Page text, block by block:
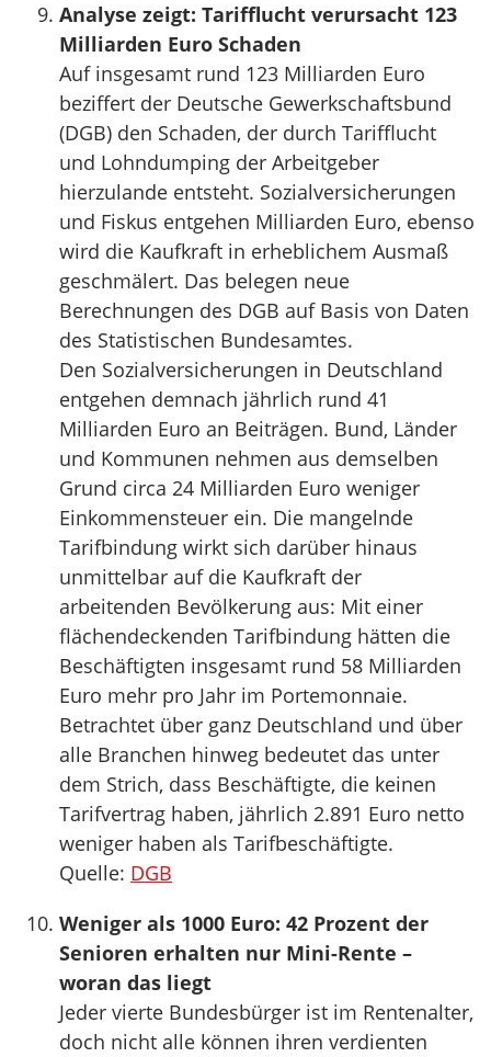
Analyse zeigt: Tarifflucht verursacht 123
Milliarden Euro Schaden
Auf insgesamt rund 123 Milliarden Euro
beziffert der Deutsche Gewerkschaftsbund
(DGB) den Schaden, der durch Tarifflucht
und Lohndumping der Arbeitgeber
hierzulande entsteht. Sozialversicherungen
und Fiskus entgehen Milliarden Euro, ebenso
wird die Kaufkraft in erheblichem Ausmaß
geschmälert. Das belegen neue
Berechnungen des DGB auf Basis von Daten
des Statistischen Bundesamtes.
Den Sozialversicherungen in Deutschland
entgehen demnach jährlich rund 41
Milliarden Euro an Beiträgen. Bund, Länder
und Kommunen nehmen aus demselben
Grund circa 24 Milliarden Euro weniger
Einkommensteuer ein. Die mangelnde
Tarifbindung wirkt sich darüber hinaus
unmittelbar auf die Kaufkraft der
arbeitenden Bevölkerung aus: Mit einer
flächendeckenden Tarifbindung hätten die
Beschäftigten insgesamt rund 58 Milliarden
Euro mehr pro Jahr im Portemonnaie.
Betrachtet über ganz Deutschland und über
alle Branchen hinweg bedeutet das unter
dem Strich, dass Beschäftigte, die keinen
Tarifvertrag haben, jährlich 2.891 Euro netto
weniger haben als Tarifbeschäftigte.
Quelle: DGB
Weniger als 1000 Euro: 42 Prozent der
Senioren erhalten nur Mini-Rente –
woran das liegt
Jeder vierte Bundesbürger ist im Rentenalter,
doch nicht alle können ihren verdienten